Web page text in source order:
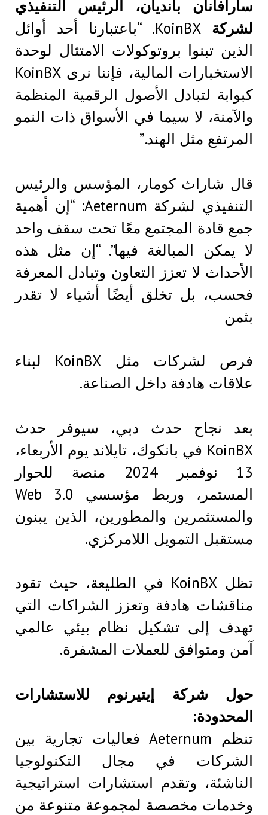
سارافانان بانديان، الرئيس التنفيذي
لشركة
KoinBX. “باعتبارنا أحد أوائل
الذين تبنوا بروتوكولات الامتثال لوحدة
الاستخبارات المالية، فإننا نرى KoinBX
كبوابة لتبادل الأصول الرقمية المنظمة
والآمنة، لا سيما في الأسواق ذات النمو
المرتفع مثل الهند.”
قال شاراث كومار، المؤسس والرئيس
التنفيذي لشركة Aeternum: “إن أهمية
جمع قادة المجتمع معًا تحت سقف واحد
لا يمكن المبالغة فيها”. “إن مثل هذه
الأحداث لا تعزز التعاون وتبادل المعرفة
فحسب، بل تخلق أيضًا أشياء لا تقدر
بثمن
فرص لشركات مثل KoinBX لبناء
علاقات هادفة داخل الصناعة.
بعد نجاح حدث دبي، سيوفر حدث
KoinBX في بانكوك، تايلاند يوم الأربعاء،
13 نوفمبر 2024 منصة للحوار
المستمر، وربط مؤسسي Web 3.0
والمستثمرين والمطورين، الذين يبنون
مستقبل التمويل اللامركزي.
تظل KoinBX في الطليعة، حيث تقود
مناقشات هادفة وتعزز الشراكات التي
تهدف إلى تشكيل نظام بيئي عالمي
آمن ومتوافق للعملات المشفرة.
حول شركة إيتيرنوم للاستشارات
المحدودة:
تنظم Aeternum فعاليات تجارية بين
الشركات في مجال التكنولوجيا
الناشئة، وتقدم استشارات استراتيجية
وخدمات مخصصة لمجموعة متنوعة من